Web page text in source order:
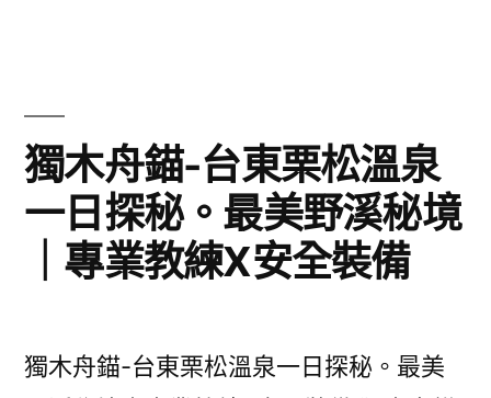
獨木舟錨-台東栗松溫泉
一日探秘。最美野溪秘境
｜專業教練X安全裝備
獨木舟錨-台東栗松溫泉一日探秘。最美